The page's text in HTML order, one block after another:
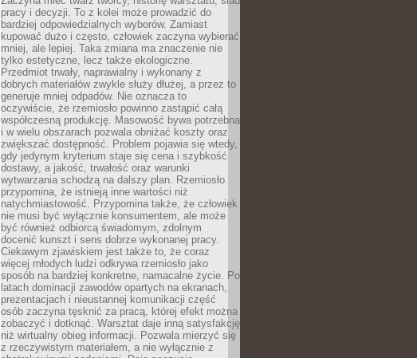
pracy i decyzji. To z kolei może prowadzić do
bardziej odpowiedzialnych wyborów. Zamiast
kupować dużo i często, człowiek zaczyna wybierać
mniej, ale lepiej. Taka zmiana ma znaczenie nie
tylko estetyczne, lecz także ekologiczne.
Przedmiot trwały, naprawialny i wykonany z
dobrych materiałów zwykle służy dłużej, a przez to
generuje mniej odpadów. Nie oznacza to
oczywiście, że rzemiosło powinno zastąpić całą
współczesną produkcję. Masowość bywa potrzebna
i w wielu obszarach pozwala obniżać koszty oraz
zwiększać dostępność. Problem pojawia się wtedy,
gdy jedynym kryterium staje się cena i szybkość
dostawy, a jakość, trwałość oraz warunki
wytwarzania schodzą na dalszy plan. Rzemiosło
przypomina, że istnieją inne wartości niż
natychmiastowość. Przypomina także, że człowiek
nie musi być wyłącznie konsumentem, ale może
być również odbiorcą świadomym, zdolnym
docenić kunszt i sens dobrze wykonanej pracy.
Ciekawym zjawiskiem jest także to, że coraz
więcej młodych ludzi odkrywa rzemiosło jako
sposób na bardziej konkretne, namacalne życie. Po
latach dominacji zawodów opartych na ekranach,
prezentacjach i nieustannej komunikacji część
osób zaczyna tęsknić za pracą, której efekt można
zobaczyć i dotknąć. Warsztat daje inną satysfakcję
niż wirtualny obieg informacji. Pozwala mierzyć się
z rzeczywistym materiałem, a nie wyłącznie z